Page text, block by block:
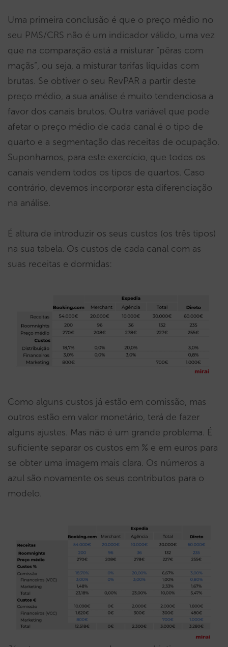
Uma primeira conclusão é que o preço médio no
seu PMS/CRS não é um indicador válido, uma vez
que na comparação está a misturar “pêras com
maçãs”, ou seja, a misturar tarifas líquidas com
brutas. Se obtiver o seu RevPAR a partir deste
preço médio, a sua análise é muito tendenciosa a
favor dos canais brutos. Outra variável que pode
afetar o preço médio de cada canal é o tipo de
quarto e a segmentação das receitas de ocupação.
Suponhamos, para este exercício, que todos os
canais vendem todos os tipos de quartos. Caso
contrário, devemos incorporar esta diferenciação
na análise.
É altura de introduzir os seus custos (os três tipos)
na sua tabela. Os custos de cada canal com as
suas receitas e dormidas:
Como alguns custos já estão em comissão, mas
outros estão em valor monetário, terá de fazer
alguns ajustes. Mas não é um grande problema. É
suficiente separar os custos em % e em euros para
se obter uma imagem mais clara. Os números a
azul são novamente os seus contributos para o
modelo.